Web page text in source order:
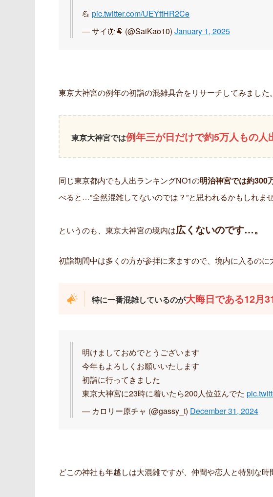
💪 pic.twitter.com/UEYttHR2Ce
— サイ🦋🐏 (@SaiKao10) January 1, 2025
東京大神宮の例年の初詣の混雑具合をリサーチしてみました。
東京大神宮では例年三が日だけで約5万人もの人
同じ東京都内でも人出ランキングNO1の明治神宮では約300
べると…”全然混雑してないのでは？”と思われるかもしれませ
というのも、東京大神宮の境内は広くないのです…。
初詣期間中は多くの方が参拝に来ますので、境内に入るのに
特に一番混雑しているのが大晦日である12月
明けましておめでとうございます
今年もよろしくお願いいたします
初詣に行ってきました
東京大神宮に23時に着いたら200人位並んでた
— カロリー原チャ (@gassy_t) December 31, 2024
どこの神社も年越しは大混雑ですが、仲間や恋人と特別な時